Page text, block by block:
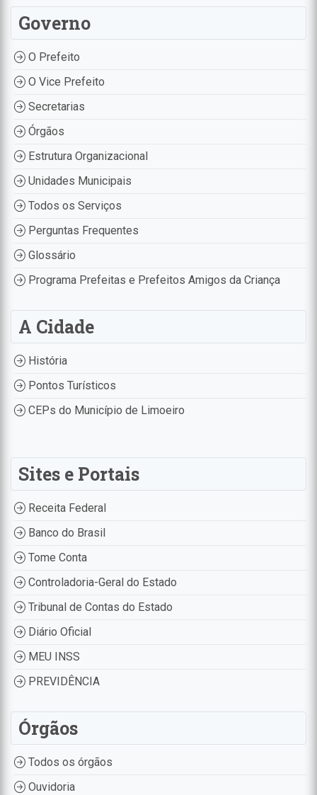
Governo
O Prefeito
O Vice Prefeito
Secretarias
Órgãos
Estrutura Organizacional
Unidades Municipais
Todos os Serviços
Perguntas Frequentes
Glossário
Programa Prefeitas e Prefeitos Amigos da Criança
A Cidade
História
Pontos Turísticos
CEPs do Município de Limoeiro
Sites e Portais
Receita Federal
Banco do Brasil
Tome Conta
Controladoria-Geral do Estado
Tribunal de Contas do Estado
Diário Oficial
MEU INSS
PREVIDÊNCIA
Órgãos
Todos os órgãos
Ouvidoria